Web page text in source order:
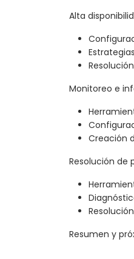
Alta
Monitoreo e
Creación
Resolución de
Resumen y